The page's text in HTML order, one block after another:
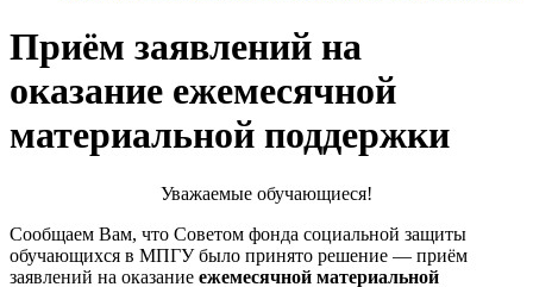
Приём заявлений на
оказание ежемесячной
материальной поддержки
Уважаемые обучающиеся!
Сообщаем Вам, что Советом фонда социальной защиты
обучающихся в МПГУ было принято решение — приём
заявлений на оказание ежемесячной материальной